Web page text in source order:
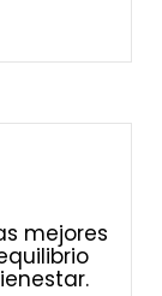
mejores